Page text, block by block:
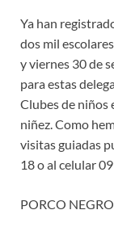
Ya han
dos mil
y viernes 30 de
para estas
Clubes de niños
niñez. Como
visitas guiadas
18 o al celular
PORCO